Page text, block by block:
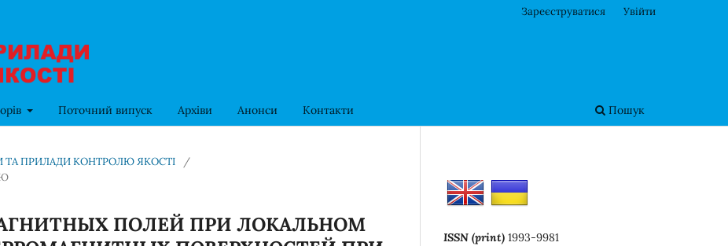
Поточний випуск Архіви Анонси Контакти Пошук
Зареєструватися Увійти
ТА ПРИЛАДИ КОНТРОЛЮ ЯКОСТІ
/
ПОЛЕЙ ПРИ ЛОКАЛЬНОМ
ISSN (print) 1993-9981